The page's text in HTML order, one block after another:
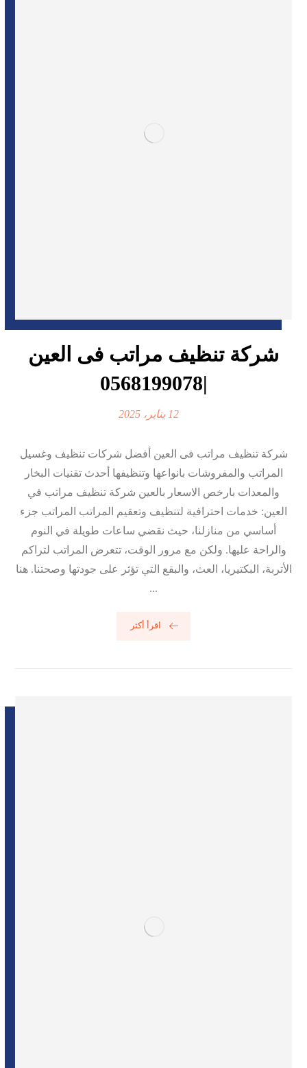
شركة تنظيف مراتب فى العين
|0568199078
12 يناير، 2025
شركة تنظيف مراتب فى العين أفضل شركات تنظيف وغسيل
المراتب والمفروشات بانواعها وتنظيفها أحدث تقنيات البخار
والمعدات بارخص الاسعار بالعين شركة تنظيف مراتب في
العين: خدمات احترافية لتنظيف وتعقيم المراتب المراتب جزء
أساسي من منازلنا، حيث نقضي ساعات طويلة في النوم
والراحة عليها. ولكن مع مرور الوقت، تتعرض المراتب لتراكم
الأتربة، البكتيريا، العث، والبقع التي تؤثر على جودتها وصحتنا. هنا
...
اقرأ أكثر